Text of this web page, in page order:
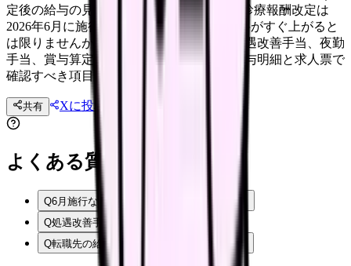
定後の給与の見方 2026年度（令和8年度）診療報酬改定は
2026年6月に施行されました。看護師の給料がすぐ上がると
は限りませんが、ベースアップ評価料、処遇改善手当、夜勤
手当、賞与算定、施設基準の届出など、給与明細と求人票で
確認すべき項目があります。
共有 Xに投稿
よくある質問
Q6月施行なら6月給与から上がりますか？
Q処遇改善手当があれば安心ですか？
Q転職先の給与は何を見ればよいですか？